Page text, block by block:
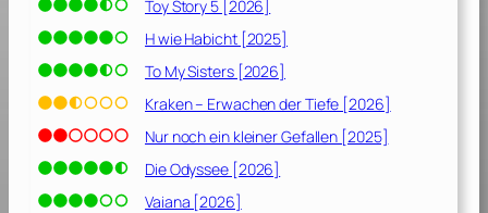
Toy Story 5 [2026]
H wie Habicht [2025]
To My Sisters [2026]
Kraken – Erwachen der Tiefe [2026]
Nur noch ein kleiner Gefallen [2025]
Die Odyssee [2026]
Vaiana [2026]